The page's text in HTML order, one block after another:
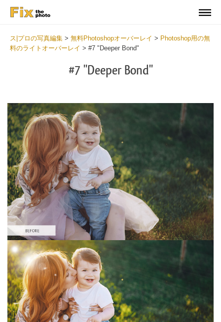
ス|プロの写真編集 > 無料Photoshopオーバーレイ > Photoshop用の無
料のライトオーバーレイ > #7 "Deeper Bond"
#7 "Deeper Bond"
選んでください
Free Photoshop Overlay #7